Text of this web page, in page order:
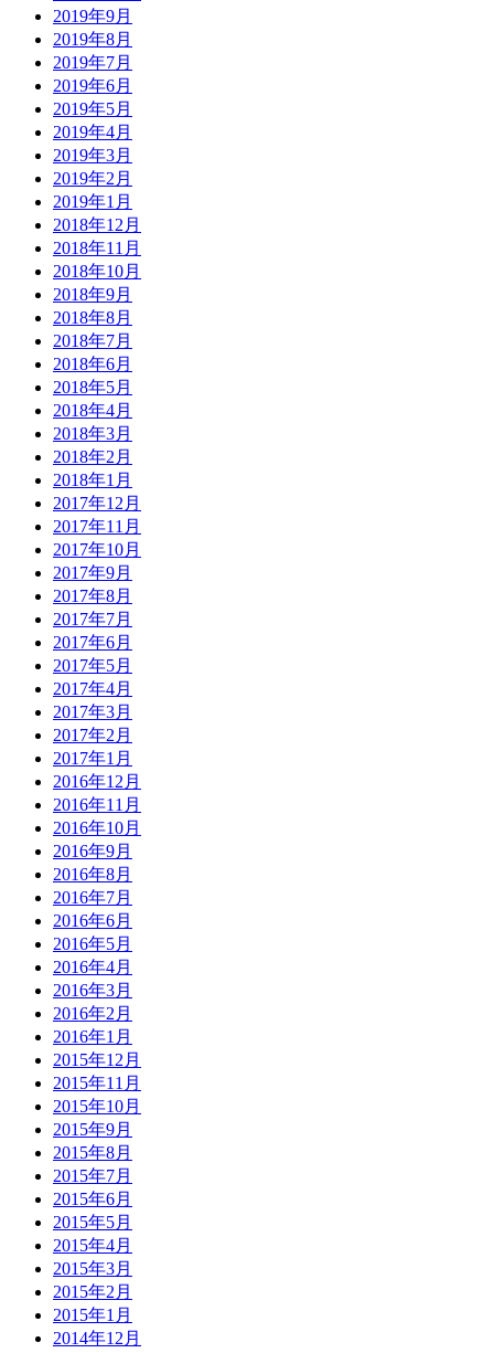
2019年9月
2019年8月
2019年7月
2019年6月
2019年5月
2019年4月
2019年3月
2019年2月
2019年1月
2018年12月
2018年11月
2018年10月
2018年9月
2018年8月
2018年7月
2018年6月
2018年5月
2018年4月
2018年3月
2018年2月
2018年1月
2017年12月
2017年11月
2017年10月
2017年9月
2017年8月
2017年7月
2017年6月
2017年5月
2017年4月
2017年3月
2017年2月
2017年1月
2016年12月
2016年11月
2016年10月
2016年9月
2016年8月
2016年7月
2016年6月
2016年5月
2016年4月
2016年3月
2016年2月
2016年1月
2015年12月
2015年11月
2015年10月
2015年9月
2015年8月
2015年7月
2015年6月
2015年5月
2015年4月
2015年3月
2015年2月
2015年1月
2014年12月